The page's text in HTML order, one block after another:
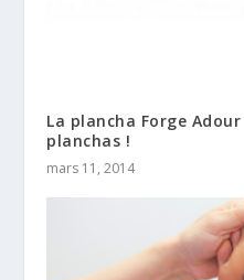
La plancha Forge
planchas !
mars 11, 2014